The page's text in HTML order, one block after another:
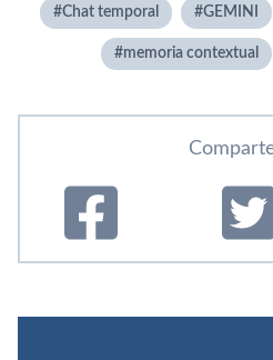
Chat temporal GEMINI
memoria contextual